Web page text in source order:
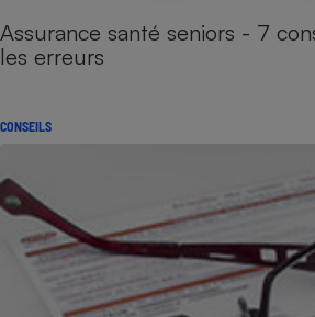
Assurance santé seniors - 7
les erreurs
CONSEILS